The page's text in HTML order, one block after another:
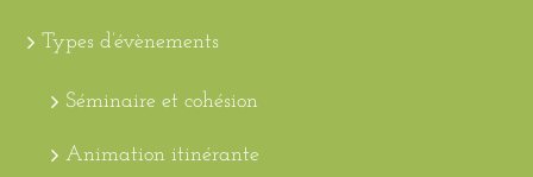
Types d’évènements
Séminaire et cohésion
Animation itinérante